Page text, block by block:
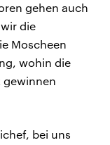
gehen auch
die
Moscheen
wohin die
gewinnen
bei uns